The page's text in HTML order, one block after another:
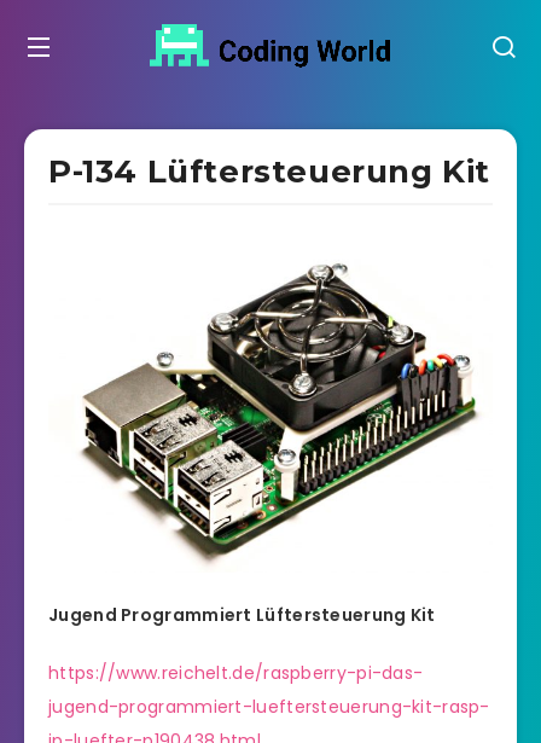
P-134 Lüftersteuerung Kit
Jugend Programmiert Lüftersteuerung Kit
https://www.reichelt.de/raspberry-pi-das-
jugend-programmiert-lueftersteuerung-kit-rasp-